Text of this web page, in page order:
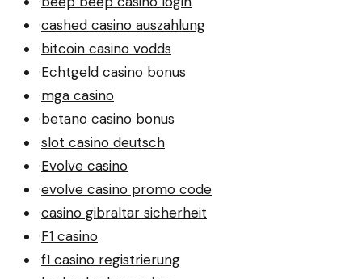
·cashed casino auszahlung
·bitcoin casino vodds
·Echtgeld casino bonus
·mga casino
·betano casino bonus
·slot casino deutsch
·Evolve casino
·evolve casino promo code
·casino gibraltar sicherheit
·F1 casino
·f1 casino registrierung